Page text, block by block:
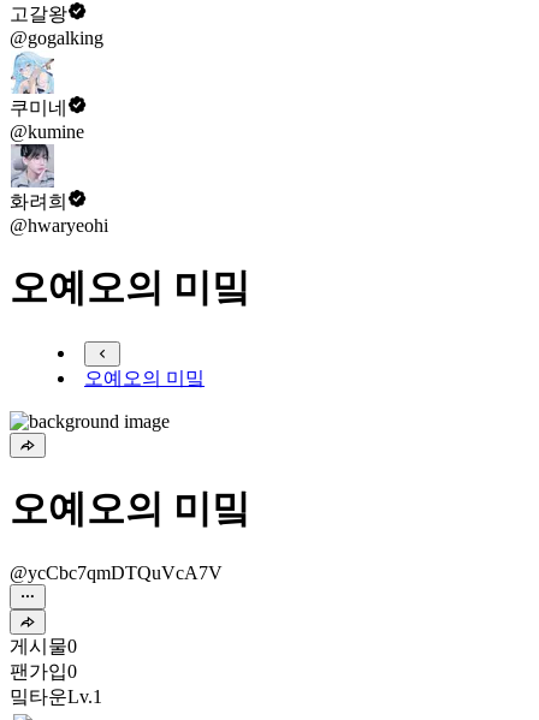
고갈왕
@gogalking
쿠미네
@kumine
화려희
@hwaryeohi
오예오의 미밐
오예오의 미밐
오예오의 미밐
@ycCbc7qmDTQuVcA7V
게시물0
팬가입0
밐타운Lv.1